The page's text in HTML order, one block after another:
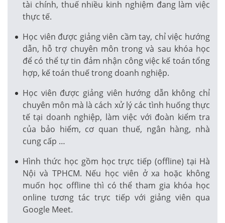
tài chính, thuế nhiều kinh nghiệm đang làm việc
thực tế.
Học viên được giảng viên cầm tay, chỉ việc hướng
dẫn, hỗ trợ chuyên môn trong và sau khóa học
để có thể tự tin đảm nhận công việc kế toán tổng
hợp, kế toán thuế trong doanh nghiệp.
Học viên được giảng viên hướng dẫn không chỉ
chuyên môn mà là cách xử lý các tình huống thực
tế tại doanh nghiệp, làm việc với đoàn kiểm tra
của bảo hiểm, cơ quan thuế, ngân hàng, nhà
cung cấp …
Hình thức học gồm học trực tiếp (offline) tại Hà
Nội và TPHCM. Nếu học viên ở xa hoặc không
muốn học offline thì có thể tham gia khóa học
online tương tác trực tiếp với giảng viên qua
Google Meet.